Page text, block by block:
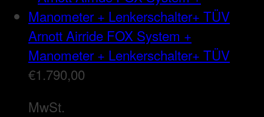
Arnott Airride FOX System +
Manometer + Lenkerschalter+ TÜV
€1.790,00
MwSt.